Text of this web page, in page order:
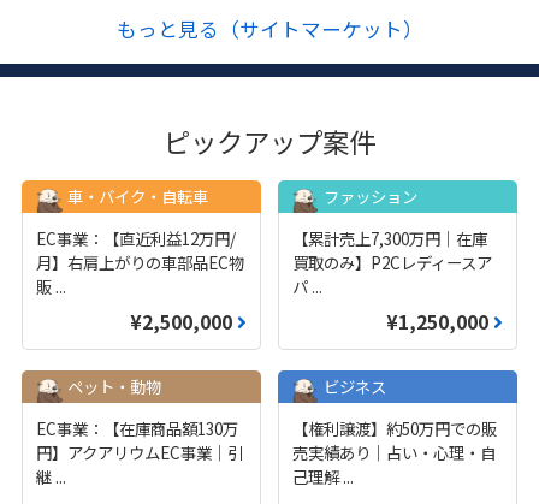
もっと見る（サイトマーケット）
ピックアップ案件
車・バイク・自転車
EC事業：【直近利益12万円/
月】右肩上がりの車部品EC物
販 ...
¥2,500,000
ファッション
【累計売上7,300万円｜在庫
買取のみ】P2Cレディースア
パ ...
¥1,250,000
ペット・動物
EC事業：【在庫商品額130万
円】アクアリウムEC事業｜引
継 ...
ビジネス
【権利譲渡】約50万円での販
売実績あり｜占い・心理・自
己理解...